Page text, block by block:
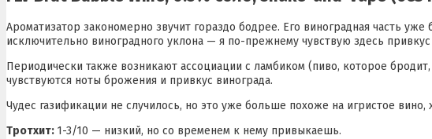
Ароматизатор закономерно звучит гораздо бодрее. Его виноградная часть
исключительно виноградного уклона — я по-прежнему чувствую здесь
Периодически также возникают ассоциации с ламбиком (пиво, которое
чувствуются ноты брожения и привкус винограда.
Чудес газификации не случилось, но это уже больше похоже на игристое
Тротхит: 1-3/10 — низкий, но со временем к нему привыкаешь.